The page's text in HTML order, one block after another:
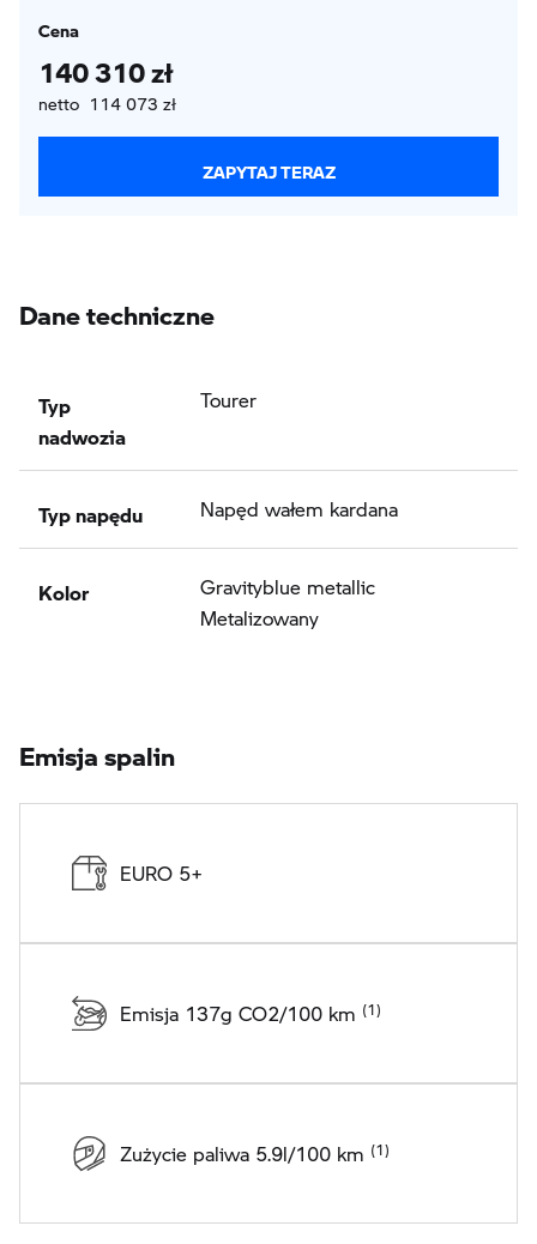
Cena
140 310 zł
netto 114 073 zł
ZAPYTAJ TERAZ
Dane techniczne
Typ
nadwozia
Tourer
Typ napędu Napęd wałem kardana
Kolor
Gravityblue metallic
Metalizowany
Emisja spalin
EURO 5+
Emisja 137g CO2/100 km
Zużycie paliwa 5.9l/100 km